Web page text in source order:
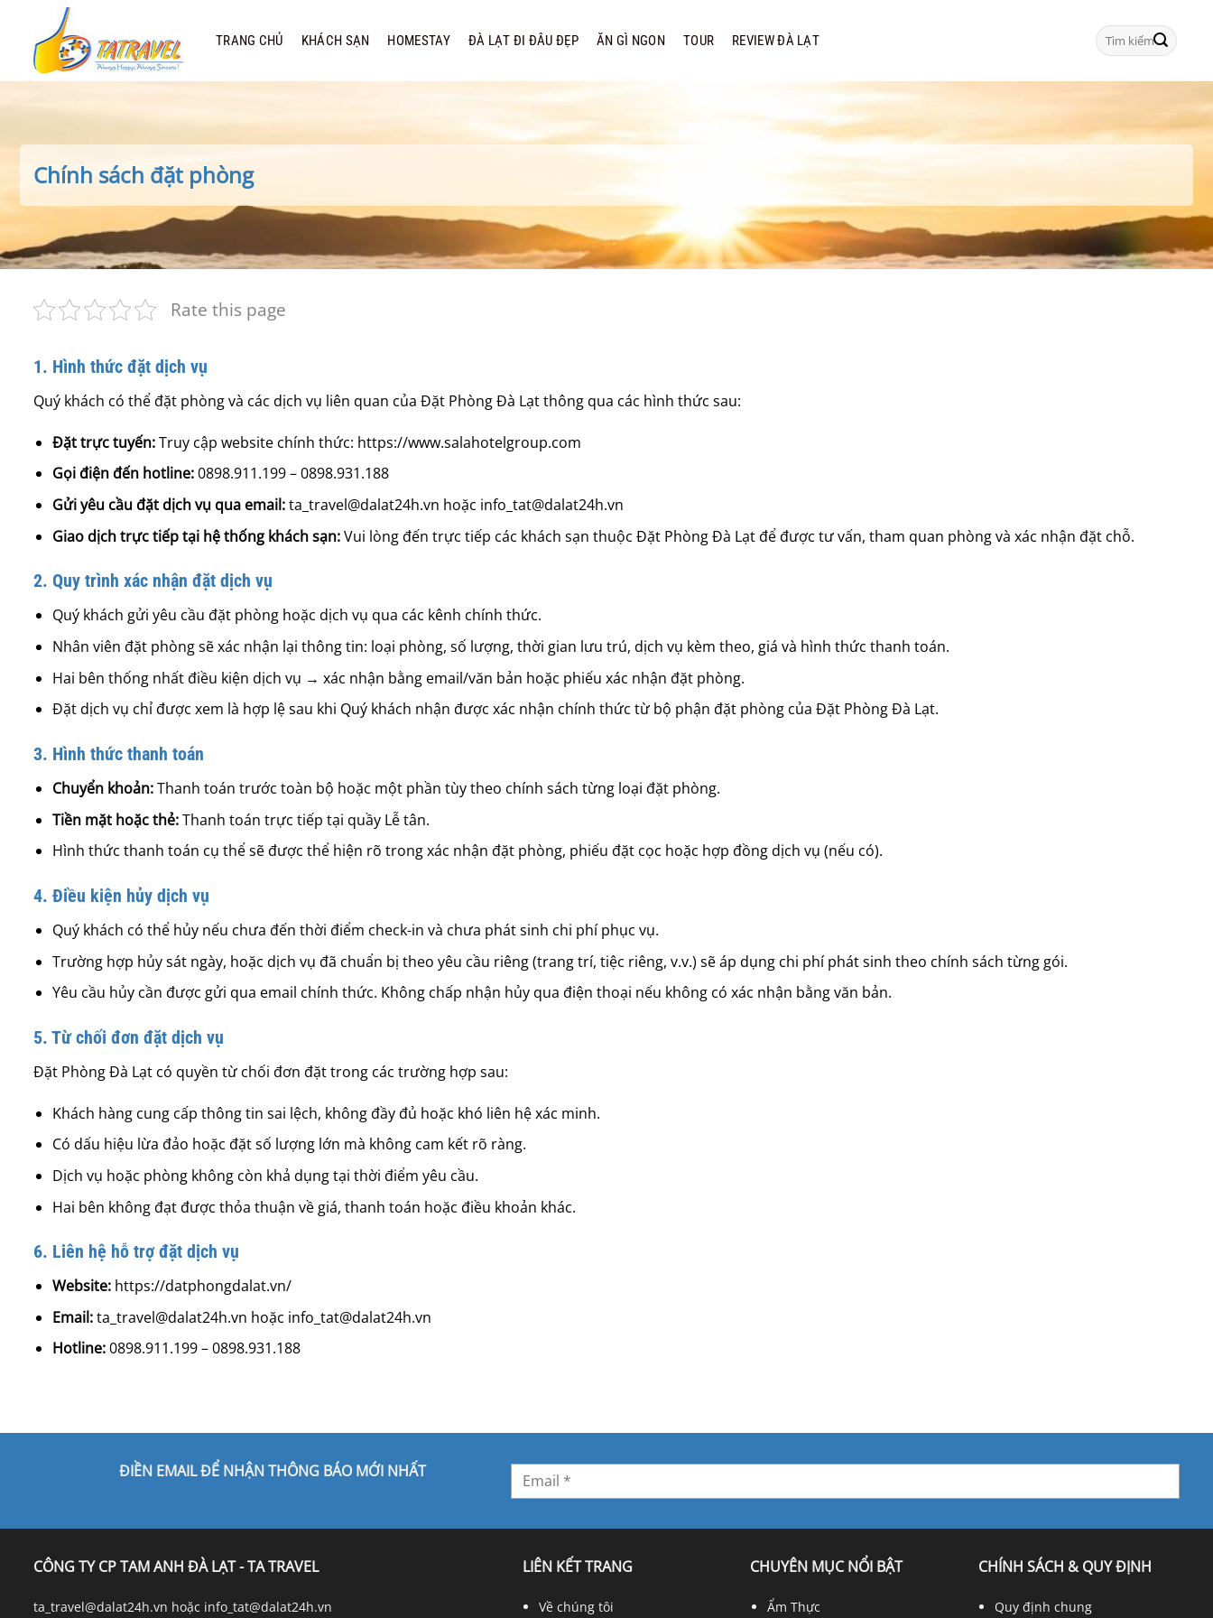
dung
TRANG CHỦ KHÁCH SẠN HOMESTAY ĐÀ LẠT ĐI ĐÂU ĐẸP ĂN GÌ NGON TOUR REVIEW ĐÀ LẠT
Tìm
kiếm:
Chính sách đặt phòng
Rate this page
1. Hình thức đặt dịch vụ
Quý khách có thể đặt phòng và các dịch vụ liên quan của Đặt Phòng Đà Lạt thông qua các hình thức sau:
Đặt trực tuyến:Truy cập website chính thức: https://www.salahotelgroup.com
Gọi điện đến hotline:0898.911.199 – 0898.931.188
Gửi yêu cầu đặt dịch vụ qua email:ta_travel@dalat24h.vn hoặc info_tat@dalat24h.vn
Giao dịch trực tiếp tại hệ thống khách sạn:Vui lòng đến trực tiếp các khách sạn thuộc Đặt Phòng Đà Lạt để được tư vấn, tham quan phòng và xác nhận đặt chỗ.
2. Quy trình xác nhận đặt dịch vụ
Quý khách gửi yêu cầu đặt phòng hoặc dịch vụ qua các kênh chính thức.
Nhân viên đặt phòng sẽ xác nhận lại thông tin: loại phòng, số lượng, thời gian lưu trú, dịch vụ kèm theo, giá và hình thức thanh toán.
Hai bên thống nhất điều kiện dịch vụ → xác nhận bằng email/văn bản hoặc phiếu xác nhận đặt phòng.
Đặt dịch vụ chỉ được xem là hợp lệ sau khi Quý khách nhận được xác nhận chính thức từ bộ phận đặt phòng của Đặt Phòng Đà Lạt.
3. Hình thức thanh toán
Chuyển khoản:Thanh toán trước toàn bộ hoặc một phần tùy theo chính sách từng loại đặt phòng.
Tiền mặt hoặc thẻ:Thanh toán trực tiếp tại quầy Lễ tân.
Hình thức thanh toán cụ thể sẽ được thể hiện rõ trong xác nhận đặt phòng, phiếu đặt cọc hoặc hợp đồng dịch vụ (nếu có).
4. Điều kiện hủy dịch vụ
Quý khách có thể hủy nếu chưa đến thời điểm check-in và chưa phát sinh chi phí phục vụ.
Trường hợp hủy sát ngày, hoặc dịch vụ đã chuẩn bị theo yêu cầu riêng (trang trí, tiệc riêng, v.v.) sẽ áp dụng chi phí phát sinh theo chính sách từng gói.
Yêu cầu hủy cần được gửi qua email chính thức. Không chấp nhận hủy qua điện thoại nếu không có xác nhận bằng văn bản.
5. Từ chối đơn đặt dịch vụ
Đặt Phòng Đà Lạt có quyền từ chối đơn đặt trong các trường hợp sau:
Khách hàng cung cấp thông tin sai lệch, không đầy đủ hoặc khó liên hệ xác minh.
Có dấu hiệu lừa đảo hoặc đặt số lượng lớn mà không cam kết rõ ràng.
Dịch vụ hoặc phòng không còn khả dụng tại thời điểm yêu cầu.
Hai bên không đạt được thỏa thuận về giá, thanh toán hoặc điều khoản khác.
6. Liên hệ hỗ trợ đặt dịch vụ
Website: https://datphongdalat.vn/
Email:ta_travel@dalat24h.vn hoặc info_tat@dalat24h.vn
Hotline:0898.911.199 – 0898.931.188
ĐIỀN EMAIL ĐỂ NHẬN THÔNG BÁO MỚI NHẤT
CÔNG TY CP TAM ANH ĐÀ LẠT - TA TRAVEL
ta_travel@dalat24h.vn hoặc info_tat@dalat24h.vn
LIÊN KẾT TRANG
Về chúng tôi
CHUYÊN MỤC NỔI BẬT
Ẩm Thực
CHÍNH SÁCH & QUY ĐỊNH
Quy định chung